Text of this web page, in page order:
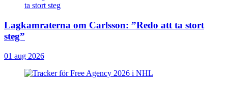
Lagkamraterna om Carlsson: ”Redo att ta stort
steg”
01 aug 2026